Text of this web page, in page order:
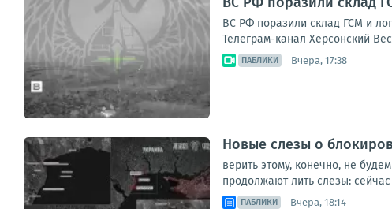
ВС РФ поразили склад ГСМ и
Телеграм-канал Херсонский
ПАБЛИКИ Вчера, 17:38
Новые слезы о
верить этому, конечно, не
продолжают лить слезы: сейчас
ПАБЛИКИ Вчера, 18:14